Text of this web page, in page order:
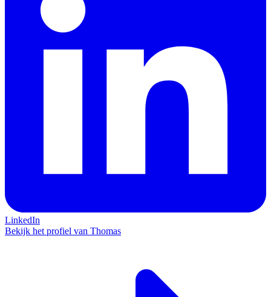
LinkedIn
Bekijk het profiel van Thomas